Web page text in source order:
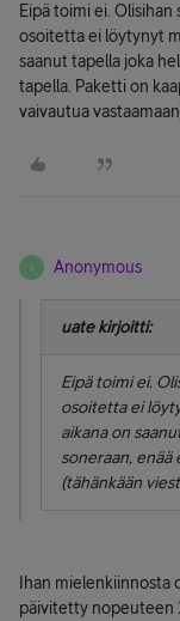
Eipä toimi ei.
osoitetta ei löytynyt
saanut tapella joka
tapella. Paketti on
vaivautua
A Anonymous
uate kirjoitti:
Eipä toimi ei.
osoitetta ei
aikana on
soneraan, enää
(tähänkään
Ihan
päivitetty nopeuteen